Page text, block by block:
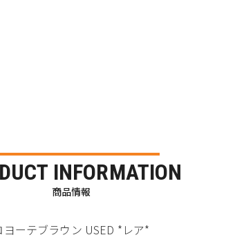
INFORMATION
商品情報
ーテブラウン USED *レア*